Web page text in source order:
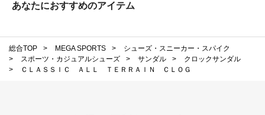
あなたにおすすめのアイテム
総合TOP > MEGA SPORTS >
シューズ・スニーカー・スパイク
>
スポーツ・カジュアルシューズ > サンダル >
クロックサンダル
>
ＣＬＡＳＳＩＣ ＡＬＬ ＴＥＲＲＡＩＮ ＣＬＯＧ